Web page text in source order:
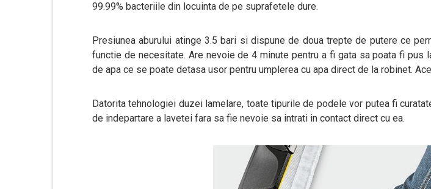
99.99% bacteriile din locuinta de pe suprafetele dure.
Presiunea aburului atinge 3.5 bari si dispune de doua trepte de putere ce
functie de necesitate. Are nevoie de 4 minute pentru a fi gata sa poata fi pus
de apa ce se poate detasa usor pentru umplerea cu apa direct de la robinet.
Datorita tehnologiei duzei lamelare, toate tipurile de podele vor putea fi
de indepartare a lavetei fara sa fie nevoie sa intrati in contact direct cu ea.